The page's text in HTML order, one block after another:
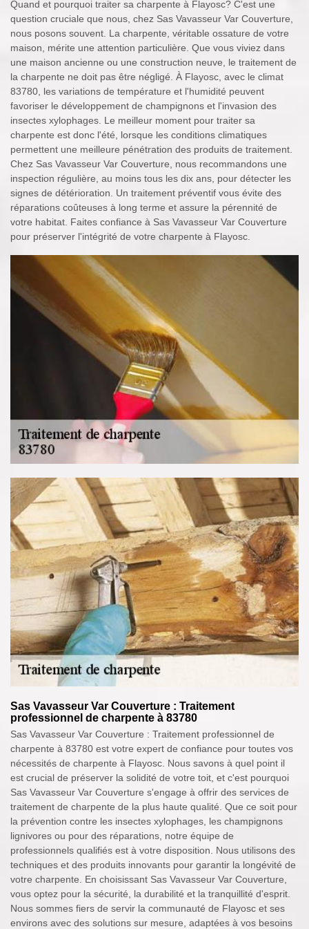
Quand et pourquoi traiter sa charpente à Flayosc? C'est une
question cruciale que nous, chez Sas Vavasseur Var Couverture,
nous posons souvent. La charpente, véritable ossature de votre
maison, mérite une attention particulière. Que vous viviez dans
une maison ancienne ou une construction neuve, le traitement de
la charpente ne doit pas être négligé. À Flayosc, avec le climat
83780, les variations de température et l'humidité peuvent
favoriser le développement de champignons et l'invasion des
insectes xylophages. Le meilleur moment pour traiter sa
charpente est donc l'été, lorsque les conditions climatiques
permettent une meilleure pénétration des produits de traitement.
Chez Sas Vavasseur Var Couverture, nous recommandons une
inspection régulière, au moins tous les dix ans, pour détecter les
signes de détérioration. Un traitement préventif vous évite des
réparations coûteuses à long terme et assure la pérennité de
votre habitat. Faites confiance à Sas Vavasseur Var Couverture
pour préserver l'intégrité de votre charpente à Flayosc.
Sas Vavasseur Var Couverture : Traitement
professionnel de charpente à 83780
Sas Vavasseur Var Couverture : Traitement professionnel de
charpente à 83780 est votre expert de confiance pour toutes vos
nécessités de charpente à Flayosc. Nous savons à quel point il
est crucial de préserver la solidité de votre toit, et c'est pourquoi
Sas Vavasseur Var Couverture s'engage à offrir des services de
traitement de charpente de la plus haute qualité. Que ce soit pour
la prévention contre les insectes xylophages, les champignons
lignivores ou pour des réparations, notre équipe de
professionnels qualifiés est à votre disposition. Nous utilisons des
techniques et des produits innovants pour garantir la longévité de
votre charpente. En choisissant Sas Vavasseur Var Couverture,
vous optez pour la sécurité, la durabilité et la tranquillité d'esprit.
Nous sommes fiers de servir la communauté de Flayosc et ses
environs avec des solutions sur mesure, adaptées à vos besoins